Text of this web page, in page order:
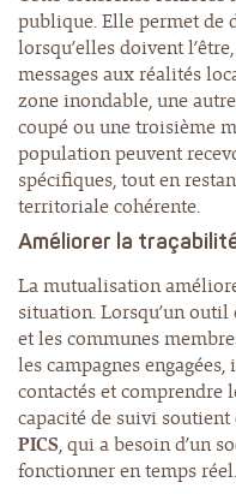
publique. Elle permet de
lorsqu’elles doivent
messages aux réalités
zone inondable, une
coupé ou une troisième
population peuvent
spécifiques, tout en
territoriale cohérente.
Améliorer la
La mutualisation
situation. Lorsqu’un
et les communes
les campagnes
contactés et comprendre
capacité de suivi
PICS, qui a besoin d’un
fonctionner en temps réel.